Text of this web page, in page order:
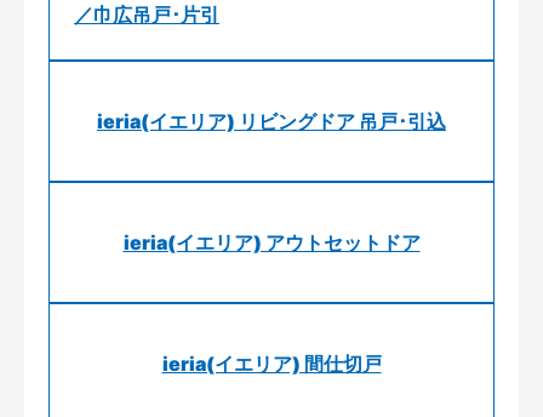
／巾広吊戸･片引
ieria(イエリア) リビングドア 吊戸･引込
ieria(イエリア) アウトセットドア
ieria(イエリア) 間仕切戸